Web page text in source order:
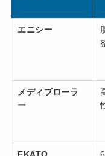
エニシー
メディプローラ
ー